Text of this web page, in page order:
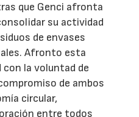
que Genci afronta
su actividad
de envases
Afronto esta
con la voluntad de
de ambos
circular,
entre todos